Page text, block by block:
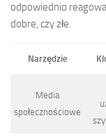
odpowiednio
dobre, czy złe.
Narzędzie
Media
społecznościowe